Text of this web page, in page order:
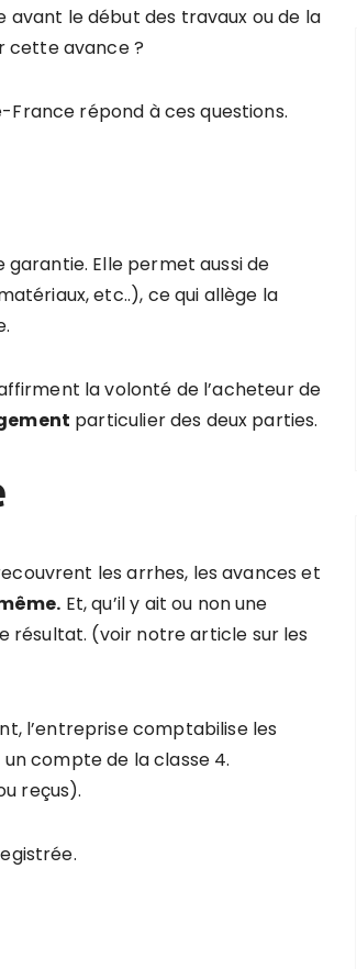
avant le début des travaux ou de la
cette avance ?
répond à ces questions.
garantie. Elle permet aussi de
etc..), ce qui allège la
la volonté de l’acheteur de
particulier des deux parties.
les arrhes, les avances et
Et, qu’il y ait ou non une
résultat. (voir notre article sur les
l’entreprise comptabilise les
compte de la classe 4.
reçus).